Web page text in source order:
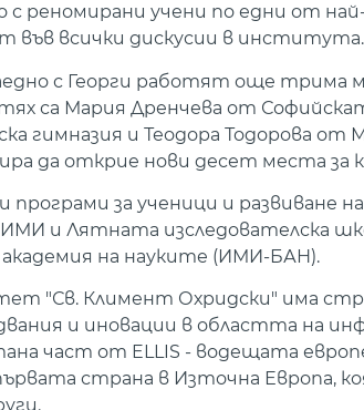
с реномирани учени по едни от
във всички дискусии в института.
с Георги работят още трима
са Мария Дренчева от
гимназия и Теодора Тодорова
да открие нови десет места
програми за ученици и развиване
и Лятната изследователска
на науките (ИМИ-БАН).
"Св. Климент Охридски" има
и иновации в областта на
част от ELLIS - водещата
страна в Източна Европа,